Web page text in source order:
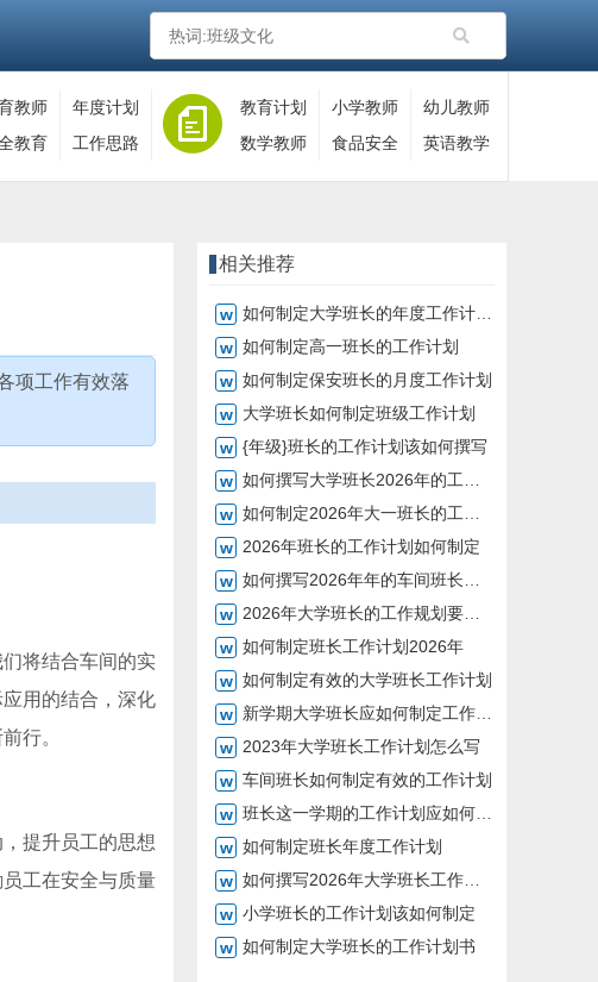
教师
年度计划
教育 工作思路
教育计划 小学教师
幼儿教师
数学教师
食品安全 英语教学
项工作有效落
将结合车间的实
用的结合，深化
行。
提升员工的思想
工在安全与质量
相关推荐
如何制定大学班长的年度工作计划表
如何制定高一班长的工作计划
如何制定保安班长的月度工作计划
大学班长如何制定班级工作计划
{年级}班长的工作计划该如何撰写
如何撰写大学班长2026年的工作计划
如何制定2026年大一班长的工作计划
2026年班长的工作计划如何制定
如何撰写2026年年的车间班长工作计划
2026年大学班长的工作规划要点如何撰写
如何制定班长工作计划2026年
如何制定有效的大学班长工作计划
新学期大学班长应如何制定工作计划
2023年大学班长工作计划怎么写
车间班长如何制定有效的工作计划
班长这一学期的工作计划应如何撰写
如何制定班长年度工作计划
如何撰写2026年大学班长工作计划书
小学班长的工作计划该如何制定
如何制定大学班长的工作计划书